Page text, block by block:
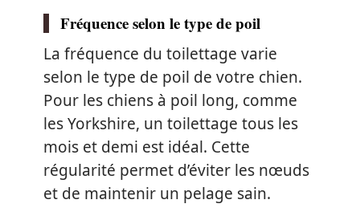
Fréquence selon le type de poil
La fréquence du toilettage varie
selon le type de poil de votre chien.
Pour les chiens à poil long, comme
les Yorkshire, un toilettage tous les
mois et demi est idéal. Cette
régularité permet d’éviter les nœuds
et de maintenir un pelage sain.